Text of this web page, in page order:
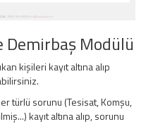
Modülü
kişileri kayıt altına alıp
türlü sorunu (Tesisat, Komşu,
kayıt altına alıp, sorunu